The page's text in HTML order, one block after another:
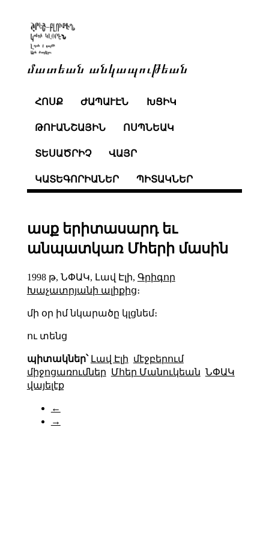
մատեան անկապութեան
ՀՈՍՔ ԺԱՊԱՒԷՆ ԽՑԻԿ
ԹՈՒԱՆՇԱՅԻՆ ՈՍՊՆԵԱԿ
ՏԵՍԱԾՐԻՉ ՎԱՅՐ
ԿԱՏԵԳՈՐԻԱՆԵՐ ՊԻՏԱԿՆԵՐ
ասք երիտասարդ եւ
անպատկառ Մհերի մասին
1998 թ, ՆՓԱԿ, Լավ Էլի, Գրիգոր
Խաչատրյանի ալիքից։
մի օր իմ նկարածը կլցնեմ։
ու տենց
պիտակներ՝ Լավ Էլի մէջբերում
միջոցառումներ Մհեր Մանուկեան ՆՓԱԿ
վայելէք
←
→